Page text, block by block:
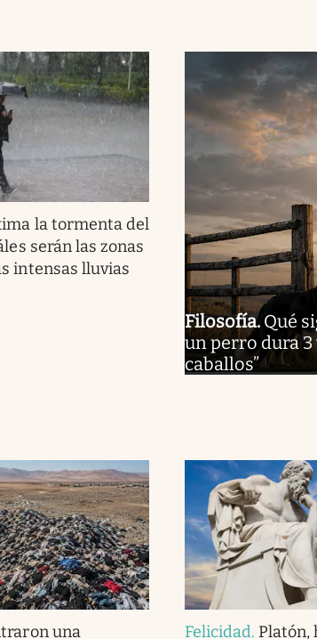
la tormenta del
serán las zonas
intensas lluvias
Filosofía. Qué
un perro dura
caballos”
una Felicidad. Platón,